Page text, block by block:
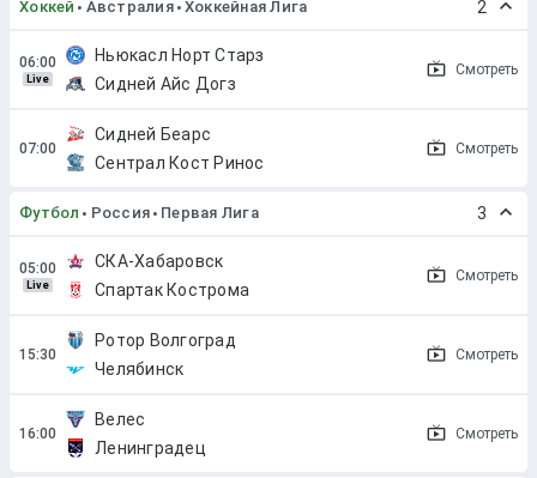
Хоккей Австралия Хоккейная Лига 2
Live
Ньюкасл Норт Старз
Сидней Айс Догз
Смотреть
Сидней Беарс
Сентрал Кост Ринос
Смотреть
Футбол Россия Первая Лига 3
Live
СКА-Хабаровск
Спартак Кострома
Смотреть
Ротор Волгоград
Челябинск
Смотреть
Велес
Ленинградец
Смотреть